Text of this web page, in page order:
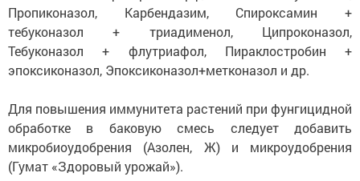
Пропиконазол, Карбендазим, Спироксамин +
тебуконазол + триадименол, Ципроконазол,
Тебуконазол + флутриафол, Пираклостробин +
эпоксиконазол, Эпоксиконазол+метконазол и др.
Для повышения иммунитета растений при фунгицидной
обработке в баковую смесь следует добавить
микробиоудобрения (Азолен, Ж) и микроудобрения
(Гумат «Здоровый урожай»).